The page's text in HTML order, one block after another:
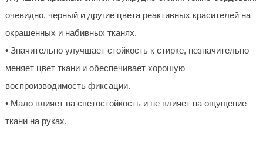
очевидно, черный и другие цвета реактивных красителей на
окрашенных и набивных тканях.
• Значительно улучшает стойкость к стирке, незначительно
меняет цвет ткани и обеспечивает хорошую
воспроизводимость фиксации.
• Мало влияет на светостойкость и не влияет на ощущение
ткани на руках.